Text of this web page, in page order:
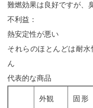
難燃効果は良好ですが、
不利益：
熱安定性が悪い
それらのほとんどは耐
ん
代表的な商品
外観
固形